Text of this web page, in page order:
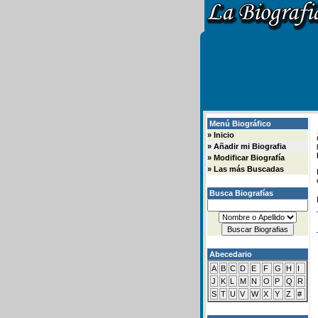
Menú Biográfico
» Inicio
» Añadir mi Biografia
» Modificar Biografía
» Las más Buscadas
Busca Biografías
Abecedario
A B C D E F G H
I
J
K L M N O P Q
R
S T U V W X Y Z #